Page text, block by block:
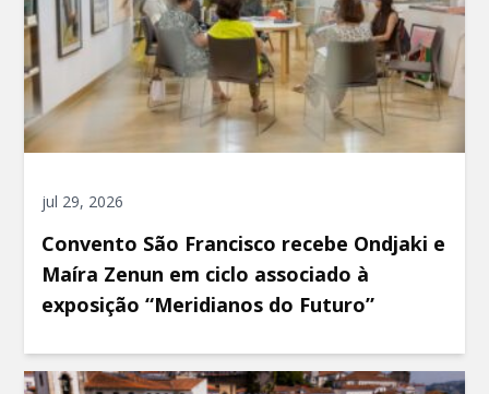
jul 29, 2026
Convento São Francisco recebe Ondjaki e
Maíra Zenun em ciclo associado à
exposição “Meridianos do Futuro”